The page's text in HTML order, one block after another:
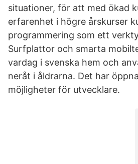
situationer, för att med ökad
erfarenhet i högre årskurser
programmering som ett
Surfplattor och smarta
vardag i svenska hem och
neråt i åldrarna. Det har
möjligheter för utvecklare.